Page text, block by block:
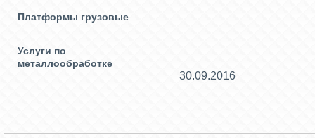
Платформы грузовые
Услуги по
металлообработке
30.09.2016